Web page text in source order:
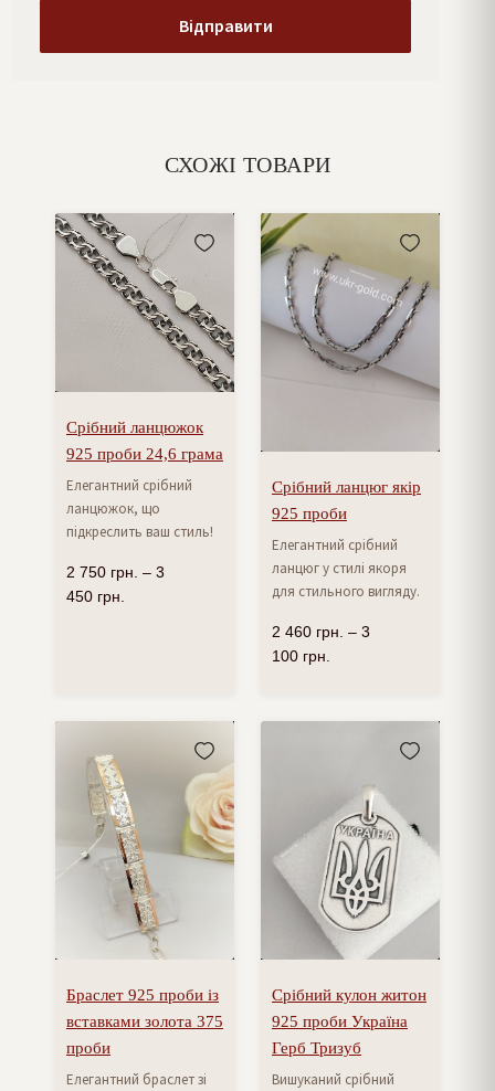
СХОЖІ ТОВАРИ
Срібний ланцюжок
925 проби 24,6 грама
Елегантний срібний
ланцюжок, що
підкреслить ваш стиль!
2 750 грн. – 3
450 грн.
Срібний ланцюг якір
925 проби
Елегантний срібний
ланцюг у стилі якоря
для стильного вигляду.
2 460 грн. – 3
100 грн.
Браслет 925 проби із
вставками золота 375
проби
Елегантний браслет зі
Срібний кулон житон
925 проби Україна
Герб Тризуб
Вишуканий срібний